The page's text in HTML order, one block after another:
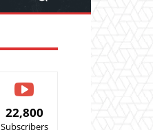
22,800
Subscribers